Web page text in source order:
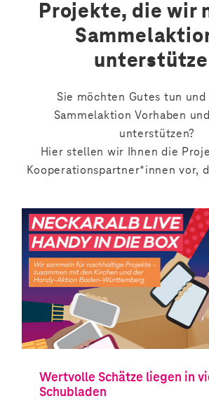
Projekte, die wir
Sie möchten Gutes tun
Sammelaktion Vorhaben
unterstützen?
Hier stellen wir Ihnen die
Kooperationspartner*innen vor,
Wertvolle Schätze liegen in
Schubladen